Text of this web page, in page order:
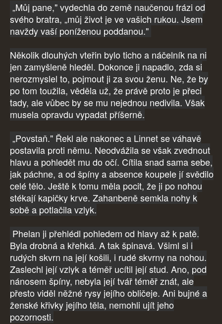
„Můj pane," vydechla do země naučenou frázi od
svého bratra, „můj život je ve vašich rukou. Jsem
navždy vaší poníženou poddanou."
Několik dlouhých vteřin bylo ticho a náčelník na ni
jen zamyšleně hleděl. Dokonce ji napadlo, zda si
nerozmyslel to, pojmout ji za svou ženu. Ne, že by
po tom toužila, věděla už, že právě proto je přeci
tady, ale vůbec by se mu nejednou nedivila. Však
musela opravdu vypadat příšerně.
„Povstaň." Řekl ale nakonec a Linnet se váhavě
postavila proti němu. Neodvážila se však zvednout
hlavu a pohledět mu do očí. Cítila snad sama sebe,
jak páchne, a od špíny a absence koupele jí svědilo
celé tělo. Ještě k tomu měla pocit, že ji po nohou
stékají kapičky krve. Zahanbeně semkla nohy k
sobě a potlačila vzlyk.
Phelan ji přehlédl pohledem od hlavy až k patě.
Byla drobná a křehká. A tak špinavá. Všiml si i
rudých skvrn na její košili, i rudé skvrny na nohou.
Zaslechl její vzlyk a téměř ucítil její stud. Ano, pod
nánosem špíny, nebyla její tvář téměř znát, ale
přesto viděl něžné rysy jejího obličeje. Ani bujné a
ženské křivky jejího těla, nemohli ujít jeho
pozornosti.